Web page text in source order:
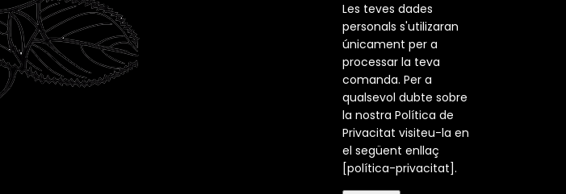
Les teves dades
personals s'utilizaran
únicament per a
processar la teva
comanda. Per a
qualsevol dubte sobre
la nostra Política de
Privacitat visiteu-la en
el següent enllaç
[política-privacitat].